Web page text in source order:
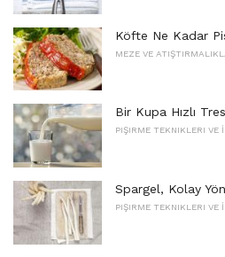
Köfte Ne Kadar
MEZE VE
Bir Kupa Hızlı
PIŞIRME TEKNIKLERI VE
Spargel, Kolay
PIŞIRME TEKNIKLERI VE